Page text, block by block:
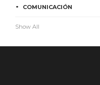
COMUNICACIÓN
Show All